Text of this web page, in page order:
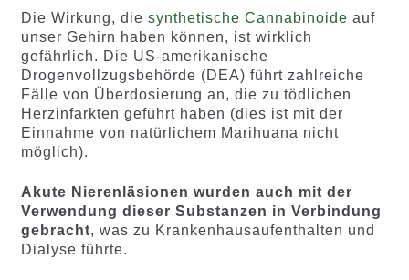
Die Wirkung, die synthetische Cannabinoide auf
unser Gehirn haben können, ist wirklich
gefährlich. Die US-amerikanische
Drogenvollzugsbehörde (DEA) führt zahlreiche
Fälle von Überdosierung an, die zu tödlichen
Herzinfarkten geführt haben (dies ist mit der
Einnahme von natürlichem Marihuana nicht
möglich).
Akute Nierenläsionen wurden auch mit der
Verwendung dieser Substanzen in Verbindung
gebracht, was zu Krankenhausaufenthalten und
Dialyse führte.